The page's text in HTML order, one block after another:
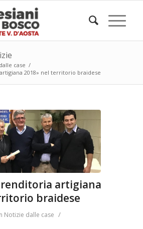
case /
2018» nel territorio braidese
artigiana
braidese
Notizie dalle case /